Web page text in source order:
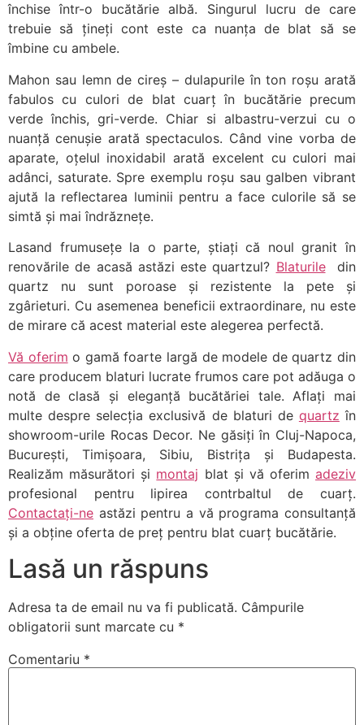
închise într-o bucătărie albă. Singurul lucru de care
trebuie să țineți cont este ca nuanța de blat să se
îmbine cu ambele.
Mahon sau lemn de cireș – dulapurile în ton roșu arată
fabulos cu culori de blat cuarț în bucătărie precum
verde închis, gri-verde. Chiar si albastru-verzui cu o
nuanță cenușie arată spectaculos. Când vine vorba de
aparate, oțelul inoxidabil arată excelent cu culori mai
adânci, saturate. Spre exemplu roșu sau galben vibrant
ajută la reflectarea luminii pentru a face culorile să se
simtă și mai îndrăznețe.
Lasand frumusețe la o parte, știați că noul granit în
renovările de acasă astăzi este quartzul? Blaturiledin
quartz nu sunt poroase și rezistente la pete și
zgârieturi. Cu asemenea beneficii extraordinare, nu este
de mirare că acest material este alegerea perfectă.
Vă oferim o gamă foarte largă de modele de quartz din
care producem blaturi lucrate frumos care pot adăuga o
notă de clasă și eleganță bucătăriei tale. Aflați mai
multe despre selecția exclusivă de blaturi de quartz în
showroom-urile Rocas Decor. Ne găsiți în Cluj-Napoca,
București, Timișoara, Sibiu, Bistrița și Budapesta.
Realizăm măsurători și montaj blat și vă oferim adeziv
profesional pentru lipirea contrbaltul de cuarț.
Contactați-ne astăzi pentru a vă programa consultanță
și a obține oferta de preț pentru blat cuarț bucătărie.
Lasă un răspuns
Adresa ta de email nu va fi publicată. Câmpurile
obligatorii sunt marcate cu *
Comentariu *